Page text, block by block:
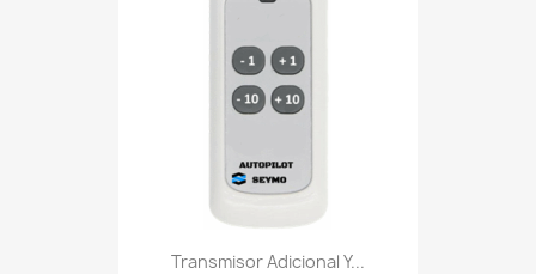
Transmisor Adicional Y...